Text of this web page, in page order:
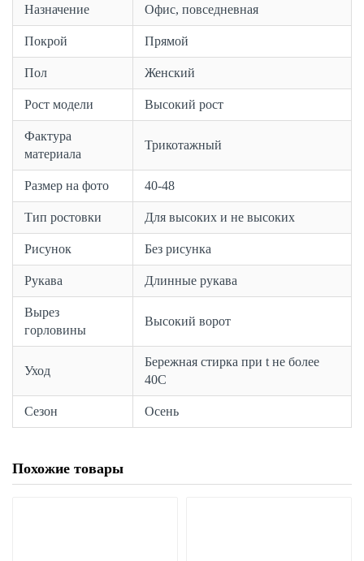
Назначение Офис, повседневная
Покрой Прямой
Пол Женский
Рост модели Высокий рост
Фактура
материала
Трикотажный
Размер на фото 40-48
Тип ростовки Для высоких и не высоких
Рисунок Без рисунка
Рукава Длинные рукава
Вырез
горловины
Высокий ворот
Уход
Бережная стирка при t не более
40С
Сезон Осень
Похожие товары